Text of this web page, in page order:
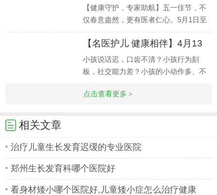
附属北
【健康守护，专家助航】五一佳节，不
仅春意盎然，更有医者仁心。5月1日至
3日，我院特邀首都医科大学附属北京
安定医院专
【名医护儿 健康相伴】4月13
日-
小孩说话迟，口齿不清？小孩行为刻
板，社交能力差？小孩的小动作多、不
不停，还会
点击查看更多＞
相关文章
治疗儿童生长发育迟缓的专业医院
郑州生长发育科哪个医院好
看身材矮小哪个医院好,儿童矮小症怎么治疗健康